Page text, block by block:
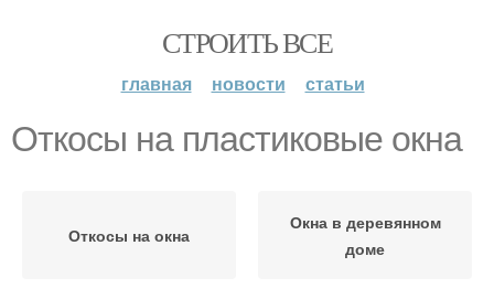
СТРОИТЬ ВСЕ
главная новости статьи
Откосы на пластиковые окна
Откосы на окна
Окна в деревянном
доме